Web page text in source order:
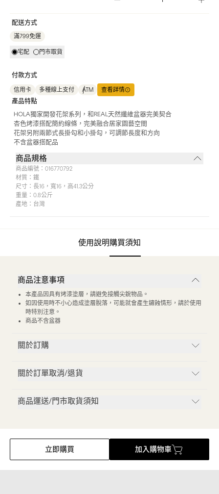
配送方式
滿799免運
宅配 門市取貨
付款方式
信用卡 多種線上支付 ATM 查看詳情
產品特點
HOLA獨家開發花架系列，和REAL天然纖維盆器完美契合
杏色烤漆搭配簡約線條，完美融合居家園藝空間
花架另附兩節式長掛勾和小掛勾，可調節長度和方向
不含盆器搭配品
商品規格
商品編號： 016770792
材質： 鐵
尺寸： 長16，寬16，高41.3公分
重量： 0.8公斤
產地： 台灣
使用說明購買須知
商品注意事項
本產品因具有烤漆塗層，請避免接觸尖銳物品。
如因使用時不小心造成塗層脫落，可能就會產生鏽蝕情形，請於使用
時特別注意。
商品不含盆器
關於訂購
關於訂單取消/退貨
商品運送/門市取貨須知
立即購買 加入購物車